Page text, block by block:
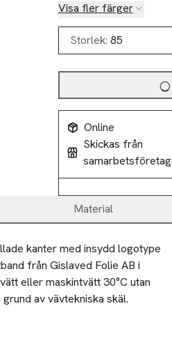
Visa fler färger
Storlek: 85
Online
Skickas från
samarbetsföretag
Material
kanter med insydd logotype
från Gislaved Folie AB i
eller maskintvätt 30°C utan
av vävtekniska skäl.